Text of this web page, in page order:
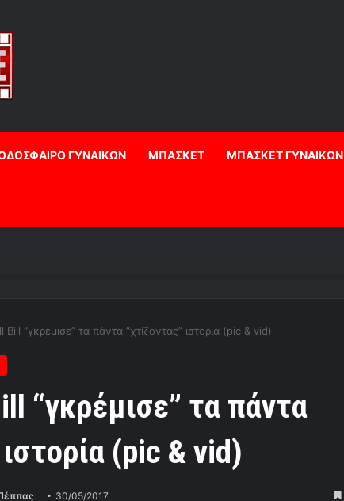
ΓΥΝΑΙΚΩΝ ΜΠΑΣΚΕΤ ΜΠΑΣΚΕΤ ΓΥΝΑΙΚΩΝ
“γκρέμισε” τα πάντα “χτίζοντας” ιστορία (pic & vid)
“γκρέμισε” τα πάντα
ιστορία (pic & vid)
30/05/2017